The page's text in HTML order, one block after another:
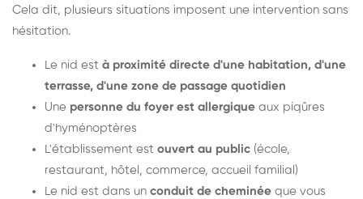
Cela dit, plusieurs situations imposent une intervention sans
hésitation.
Le nid est à proximité directe d'une habitation, d'une
terrasse, d'une zone de passage quotidien
Une personne du foyer est allergique aux piqûres
d'hyménoptères
L'établissement est ouvert au public (école,
restaurant, hôtel, commerce, accueil familial)
Le nid est dans un conduit de cheminée que vous